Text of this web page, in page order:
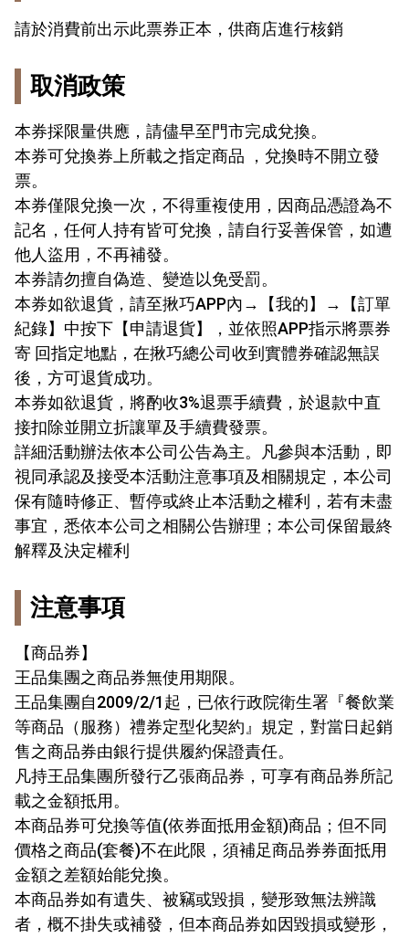
請於消費前出示此票券正本，供商店進行核銷
取消政策
本券採限量供應，請儘早至門市完成兌換。
本券可兌換券上所載之指定商品 ，兌換時不開立發
票。
本券僅限兌換一次，不得重複使用，因商品憑證為不
記名，任何人持有皆可兌換，請自行妥善保管，如遭
他人盜用，不再補發。
本券請勿擅自偽造、變造以免受罰。
本券如欲退貨，請至揪巧APP內→【我的】→【訂單
紀錄】中按下【申請退貨】，並依照APP指示將票券
寄 回指定地點，在揪巧總公司收到實體券確認無誤
後，方可退貨成功。
本券如欲退貨，將酌收3%退票手續費，於退款中直
接扣除並開立折讓單及手續費發票。
詳細活動辦法依本公司公告為主。凡參與本活動，即
視同承認及接受本活動注意事項及相關規定，本公司
保有隨時修正、暫停或終止本活動之權利，若有未盡
事宜，悉依本公司之相關公告辦理；本公司保留最終
解釋及決定權利
注意事項
【商品券】
王品集團之商品券無使用期限。
王品集團自2009/2/1起，已依行政院衛生署『餐飲業
等商品（服務）禮券定型化契約』規定，對當日起銷
售之商品券由銀行提供履約保證責任。
凡持王品集團所發行乙張商品券，可享有商品券所記
載之金額抵用。
本商品券可兌換等值(依券面抵用金額)商品；但不同
價格之商品(套餐)不在此限，須補足商品券券面抵用
金額之差額始能兌換。
本商品券如有遺失、被竊或毀損，變形致無法辨識
者，概不掛失或補發，但本商品券如因毀損或變形，